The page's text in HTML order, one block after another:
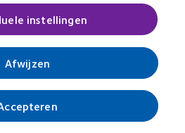
beheren
ofCooperCompanies
instellingen
Afwijzen